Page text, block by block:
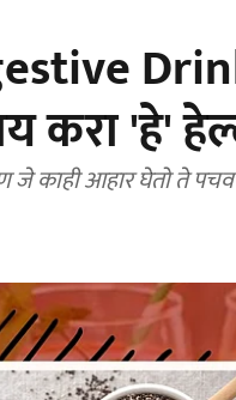
करा 'हे'
काही आहार घेतो ते